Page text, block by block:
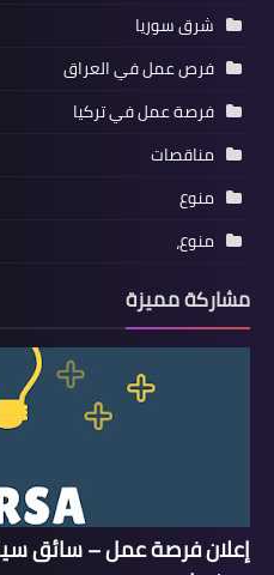
شرق سوريا
فرص عمل في العراق
فرصة عمل في تركيا
مناقصات
منوع
منوع،
مشاركة مميزة
إعلان فرصة عمل – سائق